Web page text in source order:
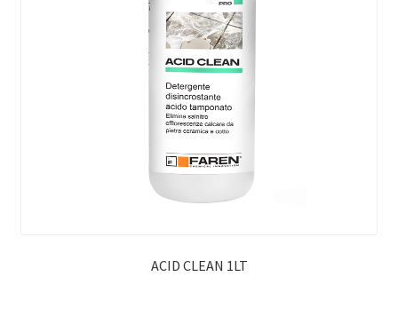
ACID CLEAN 1LT